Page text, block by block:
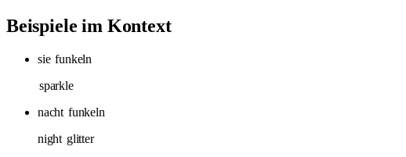
Beispiele im Kontext
sie funkeln
sparkle
nacht funkeln
night glitter